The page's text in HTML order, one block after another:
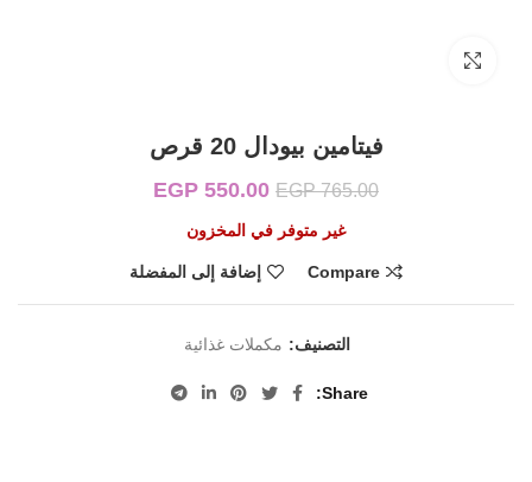
فيتامين بيودال 20 قرص
EGP765.00
السعر الأصلي هو:
EGP 550.00
غير متوفر في المخزون
Compare إضافة إلى المفضلة
التصنيف: مكملات غذائية
Share